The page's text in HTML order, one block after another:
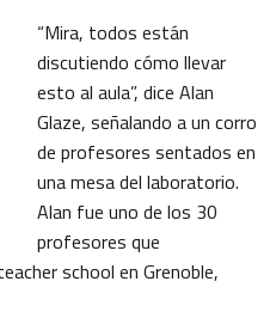
“Mira, todos están
discutiendo cómo llevar
esto al aula”, dice Alan
Glaze, señalando a un corro
de profesores sentados en
una mesa del laboratorio.
Alan fue uno de los 30
profesores que
school en Grenoble,